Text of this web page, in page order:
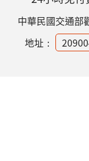
中華民國交通部
地址：